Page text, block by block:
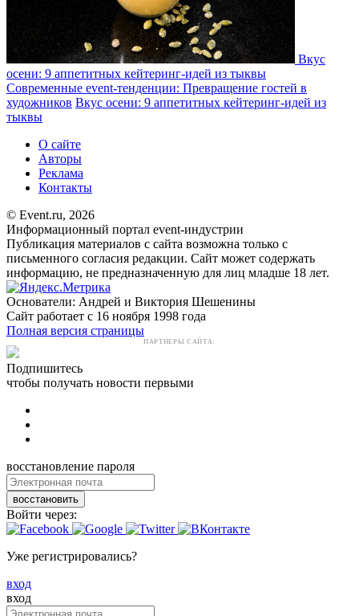
Вкус
осени: 9 аппетитных кейтеринг-идей из тыквы
Современные event-тенденции: Превращение гостей в
художников Вкус осени: 9 аппетитных кейтеринг-идей из
тыквы
О сайте
Авторы
Реклама
Контакты
© Event.ru, 2026
Информационный портал event-индустрии
Публикация материалов с сайта возможна только с
письменного согласия редакции. Сайт может содержать
информацию, не предназначенную для лиц младше 18 лет.
Основатели: Андрей и Виктория Шешенины
Сайт работает с 16 ноября 1998 года
Полная версия страницы
ПАРТНЕРЫ САЙТА:
Подпишитесь
чтобы получать новости первыми
восстановление пароля
восстановить
Войти через:
Уже регистрировались?
вход
вход